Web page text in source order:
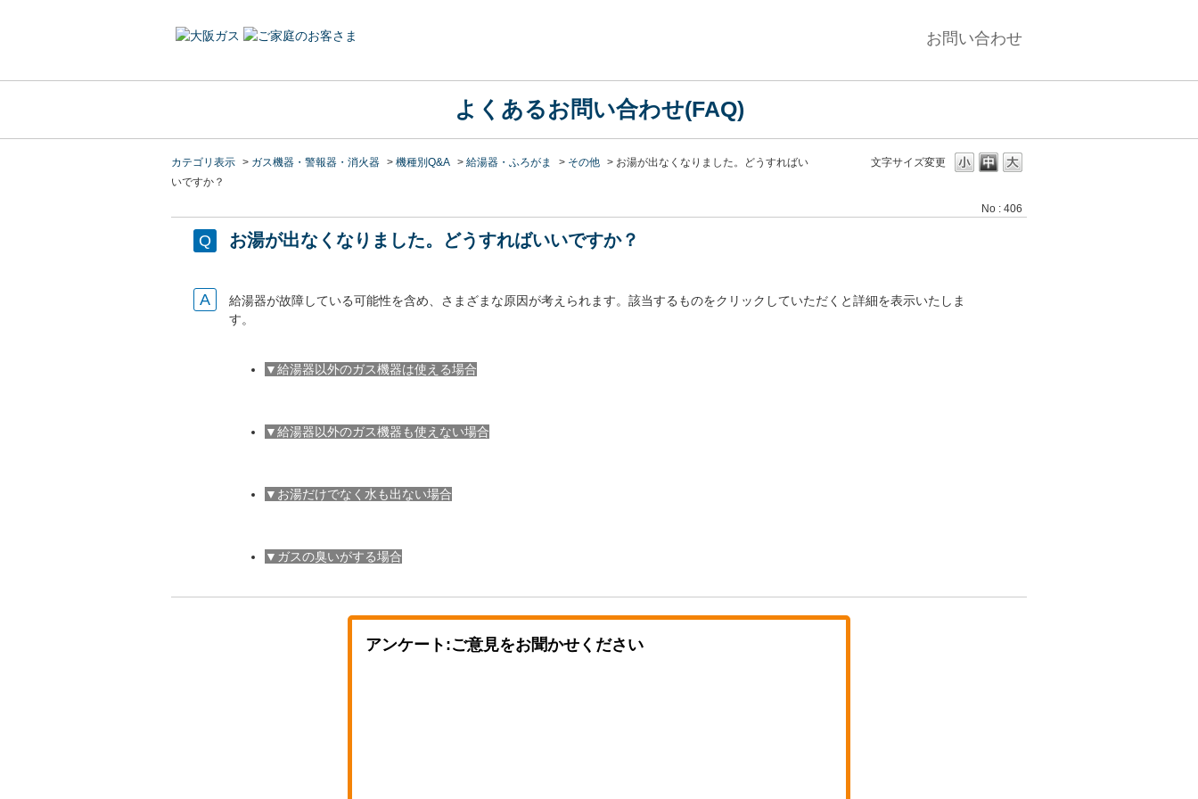
お問い合わせ
よくあるお問い合わせ(FAQ)
文字サイズ変更
カテゴリ表示 > ガス機器・警報器・消火器 > 機種別Q&A > 給湯器・ふろがま > その他 > お湯が出なくなりました。どうすればい
いですか？
No : 406
お湯が出なくなりました。どうすればいいですか？
給湯器が故障している可能性を含め、さまざまな原因が考えられます。該当するものをクリックしていただくと詳細を表示いたしま
す。
▼給湯器以外のガス機器は使える場合
▼給湯器以外のガス機器も使えない場合
▼お湯だけでなく水も出ない場合
▼ガスの臭いがする場合
アンケート:ご意見をお聞かせください